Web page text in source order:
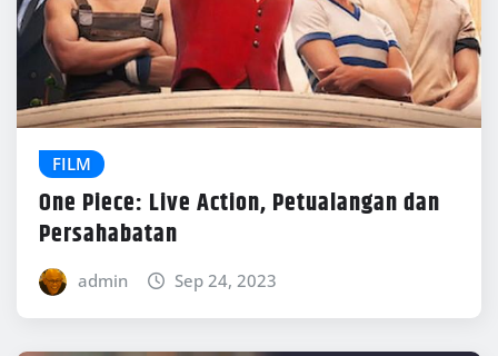
FILM
One Piece: Live Action, Petualangan dan
Persahabatan
admin Sep 24, 2023